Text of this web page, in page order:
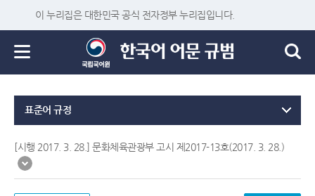
이 누리집은 대한민국 공식 전자정부 누리집입니다.
표준어 규정
[시행 2017. 3. 28.] 문화체육관광부 고시 제2017-13호(2017. 3. 28.)